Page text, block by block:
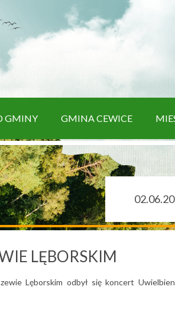
GMINY GMINA CEWICE
LĘBORSKIM
Lęborskim odbył się koncert